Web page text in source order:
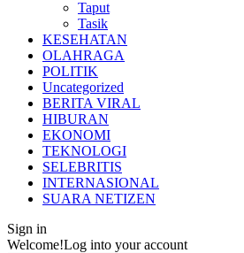
Taput
Tasik
KESEHATAN
OLAHRAGA
POLITIK
Uncategorized
BERITA VIRAL
HIBURAN
EKONOMI
TEKNOLOGI
SELEBRITIS
INTERNASIONAL
SUARA NETIZEN
Sign in
Welcome!Log into your account